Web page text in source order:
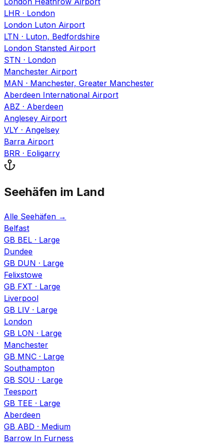
LHR · London
London Luton Airport
LTN · Luton, Bedfordshire
London Stansted Airport
STN · London
Manchester Airport
MAN · Manchester, Greater Manchester
Aberdeen International Airport
ABZ · Aberdeen
Anglesey Airport
VLY · Angelsey
Barra Airport
BRR · Eoligarry
Seehäfen im Land
Alle Seehäfen →
Belfast
GB BEL · Large
Dundee
GB DUN · Large
Felixstowe
GB FXT · Large
Liverpool
GB LIV · Large
London
GB LON · Large
Manchester
GB MNC · Large
Southampton
GB SOU · Large
Teesport
GB TEE · Large
Aberdeen
GB ABD · Medium
Barrow In Furness